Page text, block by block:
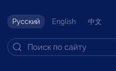
Русский English 中文